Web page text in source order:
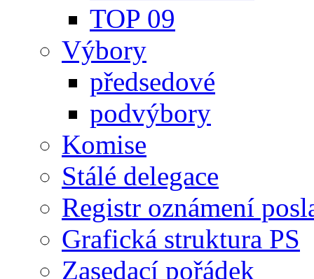
TOP 09
Výbory
předsedové
podvýbory
Komise
Stálé delegace
Registr oznámení
Grafická struktura PS
Zasedací pořádek